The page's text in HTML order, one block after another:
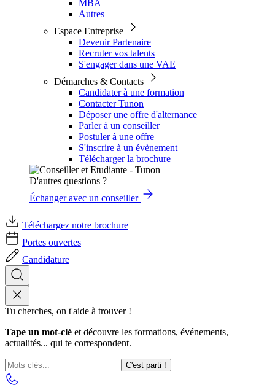
MBA
Autres
Espace Entreprise
Devenir Partenaire
Recruter vos talents
S'engager dans une VAE
Démarches & Contacts
Candidater à une formation
Contacter Tunon
Déposer une offre d'alternance
Parler à un conseiller
Postuler à une offre
S'inscrire à un évènement
Télécharger la brochure
D'autres questions ?
Échanger avec un conseiller
Téléchargez notre brochure
Portes ouvertes
Candidature
Tu cherches, on t'aide à trouver !
Tape un mot-clé et découvre les formations, événements,
actualités... qui te correspondent.
C'est parti !